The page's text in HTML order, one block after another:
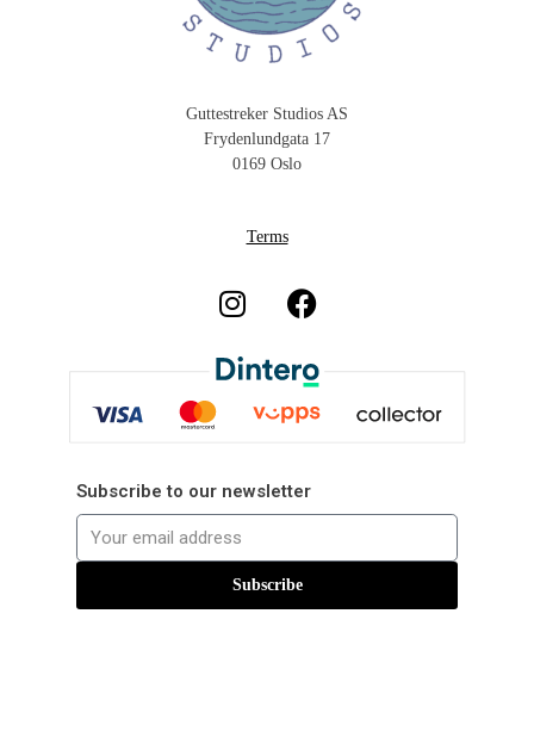
Guttestreker Studios AS
Frydenlundgata 17
0169 Oslo
Terms
Subscribe to our newsletter
Subscribe